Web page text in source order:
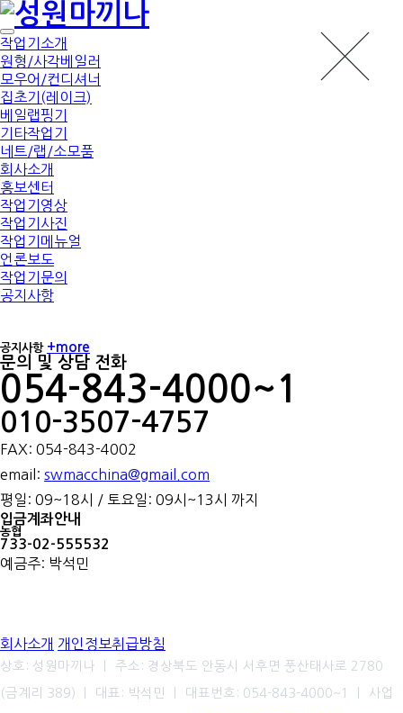
작업기소개
원형/사각베일러
모우어/컨디셔너
집초기(레이크)
베일랩핑기
기타작업기
네트/랩/소모품
회사소개
홍보센터
작업기영상
작업기사진
작업기메뉴얼
언론보도
작업기문의
공지사항
공지사항 +more
문의 및 상담 전화
054-843-4000~1
010-3507-4757
FAX: 054-843-4002
email: swmacchina@gmail.com
평일: 09~18시 / 토요일: 09시~13시 까지
입금계좌안내
농협
733-02-555532
예금주: 박석민
회사소개 개인정보취급방침
상호: 성원마끼나 ㅣ 주소: 경상북도 안동시 서후면 풍산태사로 2780
(금계리 389) ㅣ 대표: 박석민 ㅣ 대표번호: 054-843-4000~1 ㅣ 사업